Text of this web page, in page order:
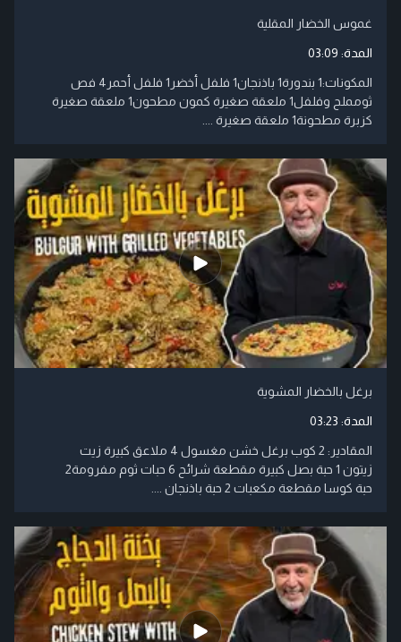
غموس الخضار المقلية
المدة: 03:09
​المكونات:​1 بندورة​1 باذنجان​1 فلفل أخضر​1 فلفل أحمر​4 فص
ثوم​ملح وفلفل​1 ملعقة صغيرة كمون مطحون​1 ملعقة صغيرة
كزبرة مطحونة​1 ملعقة صغيرة ....
برغل بالخضار المشوية
المدة: 03:23
المقادير: 2 كوب برغل خشن مغسول 4 ملاعق كبيرة زيت
زيتون 1 حبة بصل كبيرة مقطعة شرائح 6 حبات ثوم مفرومة2
حبة كوسا مقطعة مكعبات 2 حبة باذنجان ....